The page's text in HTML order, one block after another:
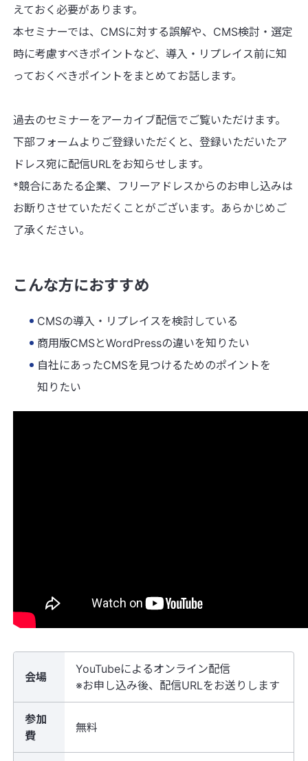
えておく必要があります。
本セミナーでは、CMSに対する誤解や、CMS検討・選定
時に考慮すべきポイントなど、導入・リプレイス前に知
っておくべきポイントをまとめてお話します。
過去のセミナーをアーカイブ配信でご覧いただけます。
下部フォームよりご登録いただくと、登録いただいたア
ドレス宛に配信URLをお知らせします。
*競合にあたる企業、フリーアドレスからのお申し込みは
お断りさせていただくことがございます。あらかじめご
了承ください。
こんな方におすすめ
CMSの導入・リプレイスを検討している
商用版CMSとWordPressの違いを知りたい
自社にあったCMSを見つけるためのポイントを
知りたい
会場
YouTubeによるオンライン配信
※お申し込み後、配信URLをお送りします
参加
費
無料